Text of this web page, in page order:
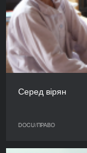
Серед вірян
DOCU/ПРАВО